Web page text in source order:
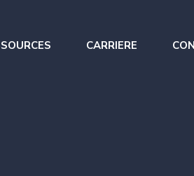
CARRIERE